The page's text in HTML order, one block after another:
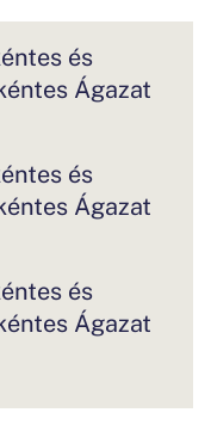
és
Ágazat
és
Ágazat
és
Ágazat